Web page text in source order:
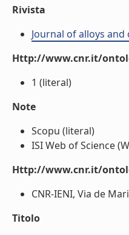
Rivista
Journal of alloys
Http://www.cnr.it/
1 (literal)
Note
Scopu (literal)
ISI Web of Science
Http://www.cnr.it/
CNR-IENI, Via de
Titolo